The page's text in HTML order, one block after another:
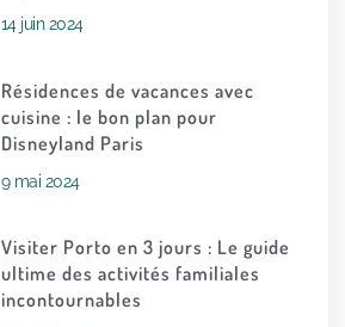
14 juin 2024
Résidences de vacances avec
cuisine : le bon plan pour
Disneyland Paris
9 mai 2024
Visiter Porto en 3 jours : Le guide
ultime des activités familiales
incontournables